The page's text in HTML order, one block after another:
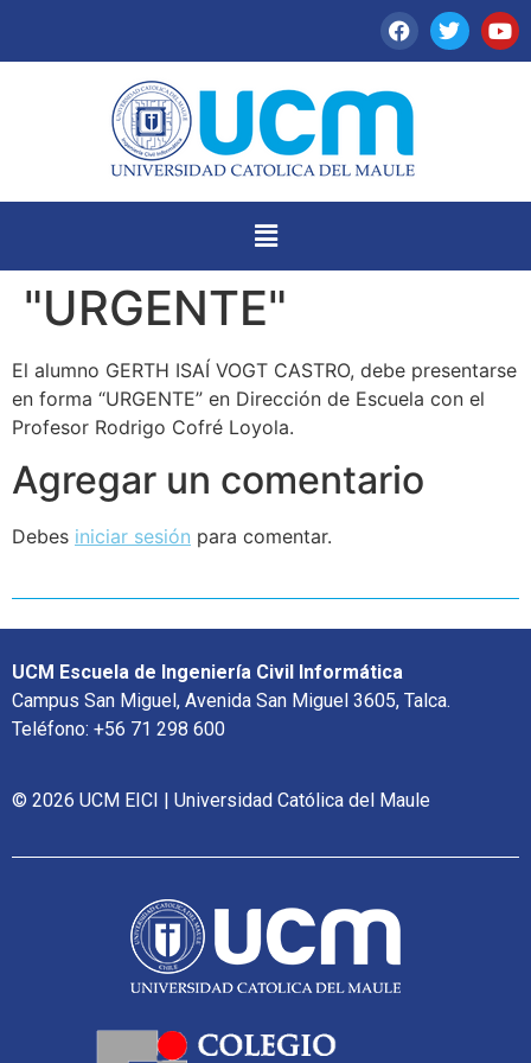
"URGENTE"
El alumno GERTH ISAÍ VOGT CASTRO, debe presentarse
en forma “URGENTE” en Dirección de Escuela con el
Profesor Rodrigo Cofré Loyola.
Agregar un comentario
Debes iniciar sesión para comentar.
UCM Escuela de Ingeniería Civil Informática
Campus San Miguel, Avenida San Miguel 3605, Talca.
Teléfono: +56 71 298 600
© 2026 UCM EICI | Universidad Católica del Maule